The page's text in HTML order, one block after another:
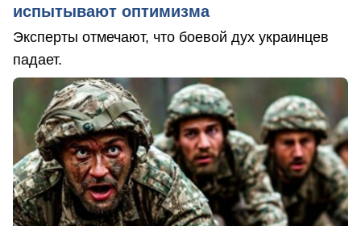
испытывают оптимизма
Эксперты отмечают, что боевой дух украинцев
падает.